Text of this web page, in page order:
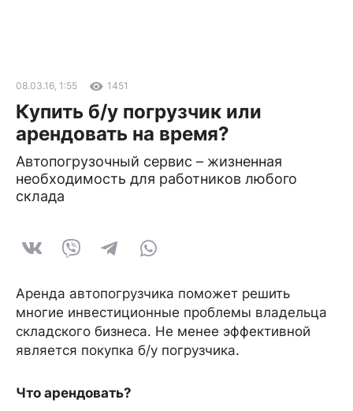
08.03.16, 1:55 1451
Купить б/у погрузчик или
арендовать на время?
Автопогрузочный сервис – жизненная
необходимость для работников любого
склада
Аренда автопогрузчика поможет решить
многие инвестиционные проблемы владельца
складского бизнеса. Не менее эффективной
является покупка б/у погрузчика.
Что арендовать?